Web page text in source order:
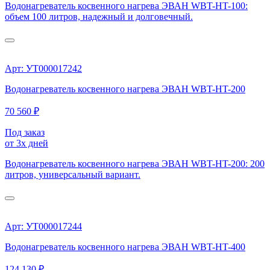
Водонагреватель косвенного нагрева ЭВАН WBT-HT-100:
объем 100 литров, надежный и долговечный.
Арт: УТ000017242
Водонагреватель косвенного нагрева ЭВАН WBT-HT-200
70 560 ₽
Под заказ
от 3х дней
Водонагреватель косвенного нагрева ЭВАН WBT-HT-200: 200
литров, универсальный вариант.
Арт: УТ000017244
Водонагреватель косвенного нагрева ЭВАН WBT-HT-400